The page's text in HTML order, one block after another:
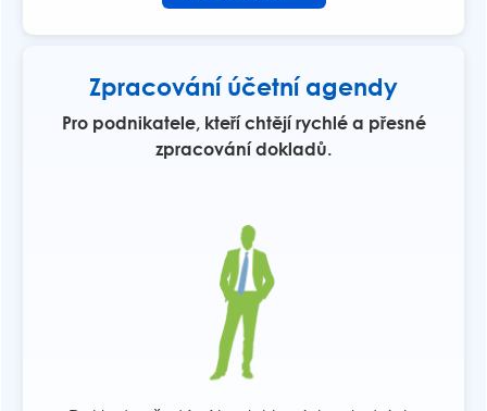
Zpracování účetní agendy
Pro podnikatele, kteří chtějí rychlé a přesné
zpracování dokladů.